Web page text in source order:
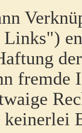
fremde